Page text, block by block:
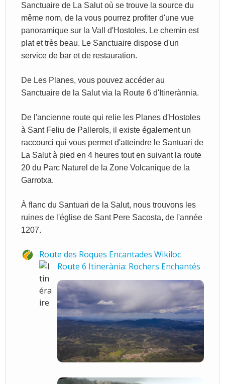
Sanctuaire de La Salut où se trouve la source du
même nom, de la vous pourrez profiter d'une vue
panoramique sur la Vall d'Hostoles. Le chemin est
plat et très beau. Le Sanctuaire dispose d'un
service de bar et de restauration.
De Les Planes, vous pouvez accéder au
Sanctuaire de la Salut via la Route 6 d'Itinerànnia.
De l'ancienne route qui relie les Planes d'Hostoles
à Sant Feliu de Pallerols, il existe également un
raccourci qui vous permet d'atteindre le Santuari de
La Salut à pied en 4 heures tout en suivant la route
20 du Parc Naturel de la Zone Volcanique de la
Garrotxa.
À flanc du Santuari de la Salut, nous trouvons les
ruines de l'église de Sant Pere Sacosta, de l'année
1207.
Route des Roques Encantades Wikiloc
Route 6 Itinerània: Rochers Enchantés